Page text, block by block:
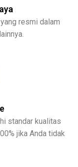
resmi dalam
standar kualitas
jika Anda tidak